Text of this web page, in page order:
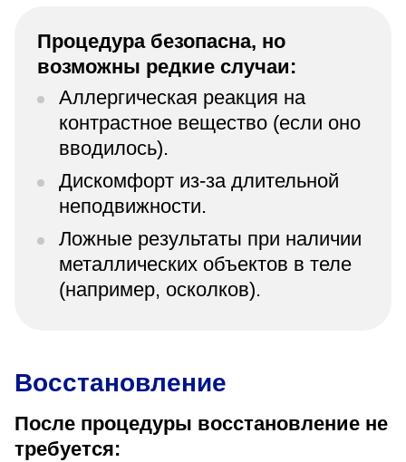
Процедура безопасна, но
возможны редкие случаи:
Аллергическая реакция на
контрастное вещество (если оно
вводилось).
Дискомфорт из-за длительной
неподвижности.
Ложные результаты при наличии
металлических объектов в теле
(например, осколков).
Восстановление
После процедуры восстановление не
требуется: